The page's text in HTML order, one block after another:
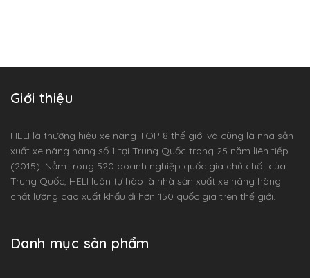
Giới thiệu
HELI là thương hiệu xe nâng TOP 8 thế giới và cũng là nhà sản
xuất xe nâng hàng số 1 tại Trung Quốc trong 25 năm liên tiếp
(2015). Nằm trong 520 doanh nghiệp quốc gia chủ chốt của
Trung Quốc, HELI luôn tự hào là nhà sản xuất xe nâng hàng
chất lượng cao xuất khẩu đi hơn 150 quốc gia trên thế giới.
Danh mục sản phẩm